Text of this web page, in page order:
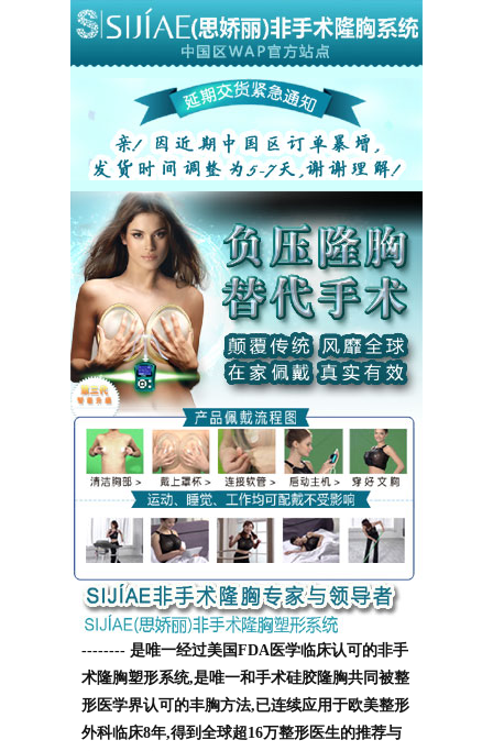
-------- 是唯一经过美国FDA医学临床认可的非手
术隆胸塑形系统,是唯一和手术硅胶隆胸共同被整
形医学界认可的丰胸方法,已连续应用于欧美整形
外科临床8年,得到全球超16万整形医生的推荐与